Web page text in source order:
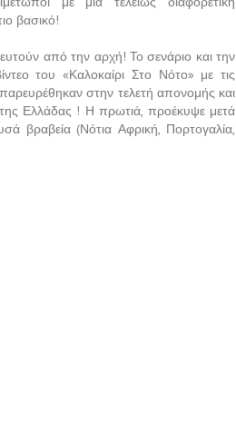
βασικό!
από την αρχή! Το σενάριο και την
του «Καλοκαίρι Στο Νότο» με τις
παρευρέθηκαν στην τελετή απονομής και
Ελλάδας ! Η πρωτιά, προέκυψε μετά
βραβεία (Νότια Αφρική, Πορτογαλία,